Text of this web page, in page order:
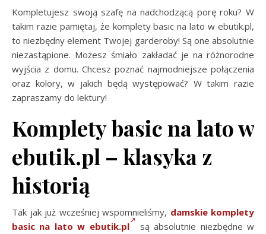
Kompletujesz swoją szafę na nadchodzącą porę roku? W
takim razie pamiętaj, że komplety basic na lato w ebutik.pl,
to niezbędny element Twojej garderoby! Są one absolutnie
niezastąpione. Możesz śmiało zakładać je na różnorodne
wyjścia z domu. Chcesz poznać najmodniejsze połączenia
oraz kolory, w jakich będą występować? W takim razie
zapraszamy do lektury!
Komplety basic na lato w
ebutik.pl – klasyka z
historią
Tak jak już wcześniej wspomnieliśmy, damskie komplety
basic na lato w ebutik.pl
są absolutnie niezbędne w